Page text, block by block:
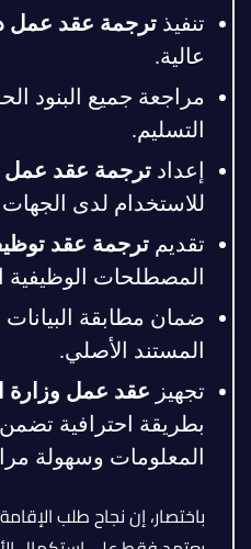
تنفيذ ترجمة عقد عمل
عالية.
مراجعة جميع البنود
التسليم.
إعداد ترجمة عقد عمل
للاستخدام لدى
تقديم ترجمة عقد
المصطلحات الوظيفية
ضمان مطابقة البيانات
المستند الأصلي.
تجهيز عقد عمل وزارة
بطريقة احترافية
المعلومات وسهولة
باختصار، إن نجاح طلب الإقامة